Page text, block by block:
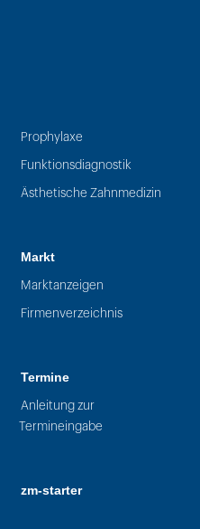
Prophylaxe
Funktionsdiagnostik
Ästhetische Zahnmedizin
Markt
Marktanzeigen
Firmenverzeichnis
Termine
Anleitung zur
Termineingabe
zm-starter